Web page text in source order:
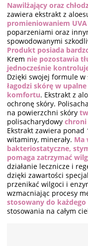
Nawilżający oraz
zawiera ekstrakt z
promieniowaniem UVA
poparzeniami oraz
spowodowanymi
Produkt posiada
Krem nie pozostawia
jednocześnie
Dzięki swojej formule w
łagodzi skórę w
komfortu. Ekstrakt z
ochronę skóry.
na powierzchni skóry
polisacharydowy chroni
Ekstrakt zawiera ponad
witaminy, minerały. Ma
bakteriostatyczne,
pomaga zatrzymać
działanie lecznicze i
dzięki zawartości
przenikać wilgoci i
wzmacniając procesy
stosowany do
stosowania na całym